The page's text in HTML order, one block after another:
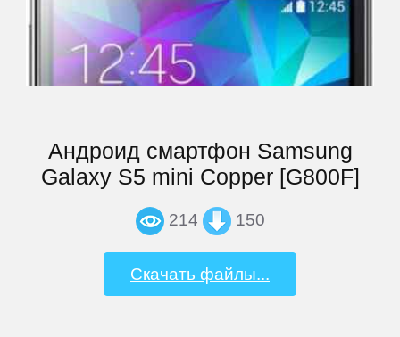
Андроид смартфон Samsung
Galaxy S5 mini Copper [G800F]
214 150
Скачать файлы...
Doogee
Elephone
Fly